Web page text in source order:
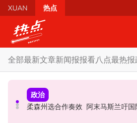
Skip to main content
XUAN 热点
全部最新文章新闻报报看八点最热报
政治
柔森州选合作奏效 阿末
财经
SST成华商远离希盟因素？ 阿末马斯兰：华裔商家更倾向
社会
摩托车况欠佳、骑士疲劳肇祸 RXZ主办方否认非法飙车引